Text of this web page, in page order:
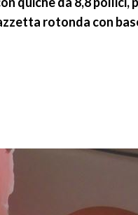
rotonda con